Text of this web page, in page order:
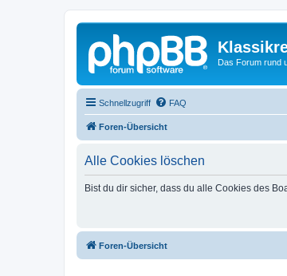
Das Forum rund
Schnellzugriff FAQ
Foren-Übersicht
Alle Cookies löschen
Bist du dir sicher, dass du alle Cookies des
Foren-Übersicht